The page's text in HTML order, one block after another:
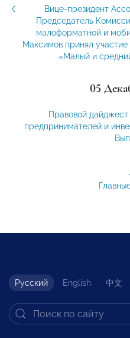
Вице-президент
Председатель
малоформатной и
Максимов принял
«Малый и
05
Правовой
предпринимателей и
Русский English 中文